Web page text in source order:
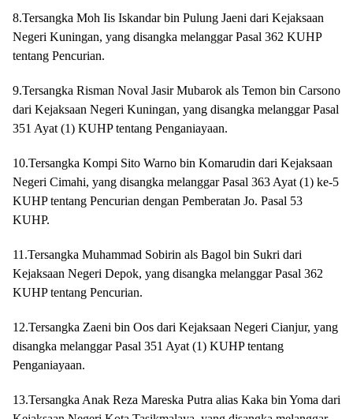
8.Tersangka Moh Iis Iskandar bin Pulung Jaeni dari Kejaksaan
Negeri Kuningan, yang disangka melanggar Pasal 362 KUHP
tentang Pencurian.
9.Tersangka Risman Noval Jasir Mubarok als Temon bin Carsono
dari Kejaksaan Negeri Kuningan, yang disangka melanggar Pasal
351 Ayat (1) KUHP tentang Penganiayaan.
10.Tersangka Kompi Sito Warno bin Komarudin dari Kejaksaan
Negeri Cimahi, yang disangka melanggar Pasal 363 Ayat (1) ke-5
KUHP tentang Pencurian dengan Pemberatan Jo. Pasal 53
KUHP.
11.Tersangka Muhammad Sobirin als Bagol bin Sukri dari
Kejaksaan Negeri Depok, yang disangka melanggar Pasal 362
KUHP tentang Pencurian.
12.Tersangka Zaeni bin Oos dari Kejaksaan Negeri Cianjur, yang
disangka melanggar Pasal 351 Ayat (1) KUHP tentang
Penganiayaan.
13.Tersangka Anak Reza Mareska Putra alias Kaka bin Yoma dari